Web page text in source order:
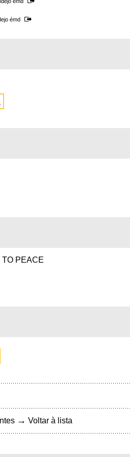
émd
PEACE
→ Voltar à lista